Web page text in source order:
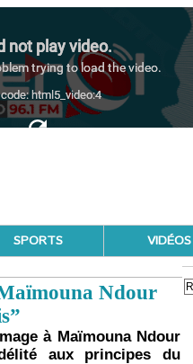
SPORTS VIDÉOS
Ndour
à Maïmouna Ndour
aux principes du